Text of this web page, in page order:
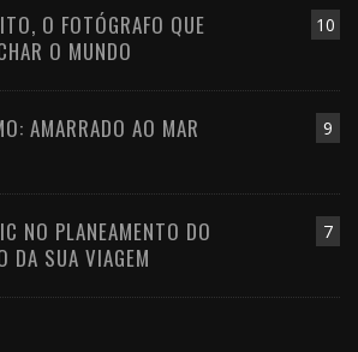
10
O FOTÓGRAFO QUE
O MUNDO
9
AMARRADO AO MAR
7
NO PLANEAMENTO DO
DA SUA VIAGEM